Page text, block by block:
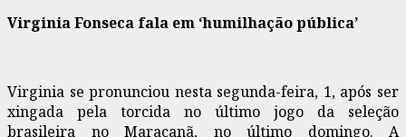
Virginia Fonseca fala em ‘humilhação pública’
Virginia se pronunciou nesta segunda-feira, 1, após ser
xingada pela torcida no último jogo da seleção
brasileira no Maracanã, no último domingo. A